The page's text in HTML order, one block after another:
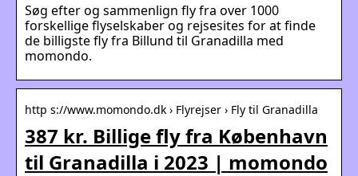
Søg efter og sammenlign fly fra over 1000
forskellige flyselskaber og rejsesites for at finde
de billigste fly fra Billund til Granadilla med
momondo.
http s://www.momondo.dk › Flyrejser › Fly til Granadilla
387 kr. Billige fly fra København
til Granadilla i 2023 | momondo